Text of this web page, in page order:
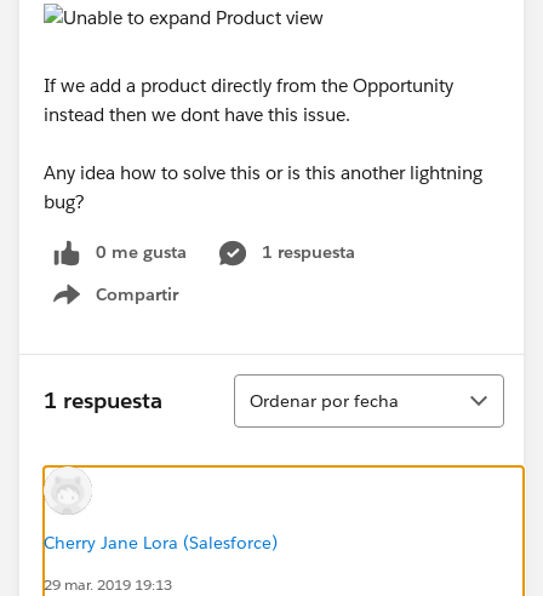
If we add a product directly from the Opportunity
instead then we dont have this issue.
Any idea how to solve this or is this another lightning
bug?
0 me gusta
1 respuesta
Compartir
Show menu
1 respuesta
Ordenar
Ordenar por fecha
Cherry Jane Lora (Salesforce)
29 mar. 2019 19:13